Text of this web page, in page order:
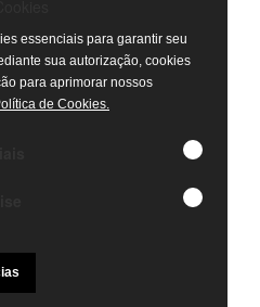
essenciais para garantir seu
sua autorização, cookies
para aprimorar nossos
de Cookies.